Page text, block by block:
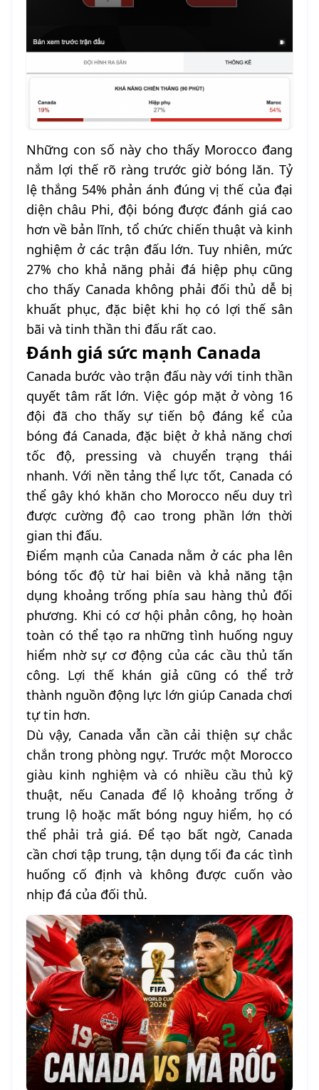
Những con số này cho thấy Morocco đang
nắm lợi thế rõ ràng trước giờ bóng lăn. Tỷ
lệ thắng 54% phản ánh đúng vị thế của đại
diện châu Phi, đội bóng được đánh giá cao
hơn về bản lĩnh, tổ chức chiến thuật và kinh
nghiệm ở các trận đấu lớn. Tuy nhiên, mức
27% cho khả năng phải đá hiệp phụ cũng
cho thấy Canada không phải đối thủ dễ bị
khuất phục, đặc biệt khi họ có lợi thế sân
bãi và tinh thần thi đấu rất cao.
Đánh giá sức mạnh Canada
Canada bước vào trận đấu này với tinh thần
quyết tâm rất lớn. Việc góp mặt ở vòng 16
đội đã cho thấy sự tiến bộ đáng kể của
bóng đá Canada, đặc biệt ở khả năng chơi
tốc độ, pressing và chuyển trạng thái
nhanh. Với nền tảng thể lực tốt, Canada có
thể gây khó khăn cho Morocco nếu duy trì
được cường độ cao trong phần lớn thời
gian thi đấu.
Điểm mạnh của Canada nằm ở các pha lên
bóng tốc độ từ hai biên và khả năng tận
dụng khoảng trống phía sau hàng thủ đối
phương. Khi có cơ hội phản công, họ hoàn
toàn có thể tạo ra những tình huống nguy
hiểm nhờ sự cơ động của các cầu thủ tấn
công. Lợi thế khán giả cũng có thể trở
thành nguồn động lực lớn giúp Canada chơi
tự tin hơn.
Dù vậy, Canada vẫn cần cải thiện sự chắc
chắn trong phòng ngự. Trước một Morocco
giàu kinh nghiệm và có nhiều cầu thủ kỹ
thuật, nếu Canada để lộ khoảng trống ở
trung lộ hoặc mất bóng nguy hiểm, họ có
thể phải trả giá. Để tạo bất ngờ, Canada
cần chơi tập trung, tận dụng tối đa các tình
huống cố định và không được cuốn vào
nhịp đá của đối thủ.